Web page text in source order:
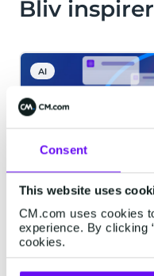
Consent
This website uses
CM.com uses cookies
experience. By clicking
cookies.
Bliv
AI
Agentic AI:
Autonome